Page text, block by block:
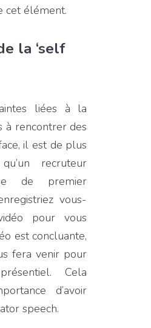
cet élément.
la ‘self
liées à la
à rencontrer des
il est de plus
recruteur
de premier
vous-
pour vous
est concluante,
fera venir pour
Cela
d’avoir
speech.